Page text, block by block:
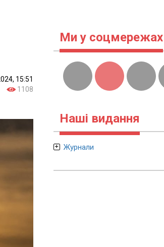
15:51
1108
Ми у соцмережах
Наші видання
Журнали